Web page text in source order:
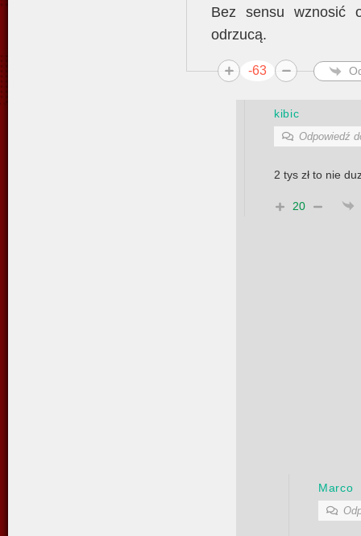
Bez sensu wznosić
odrzucą.
-63
kibic
Odpowiedź
2 tys zł to nie
20
Marco